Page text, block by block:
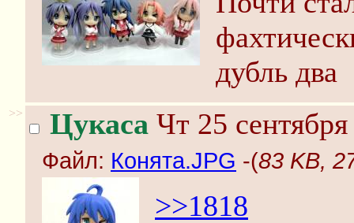
дубль два
>> Цукаса Чт 25
Файл: Конята.JPG -(83 KB,
>>1818